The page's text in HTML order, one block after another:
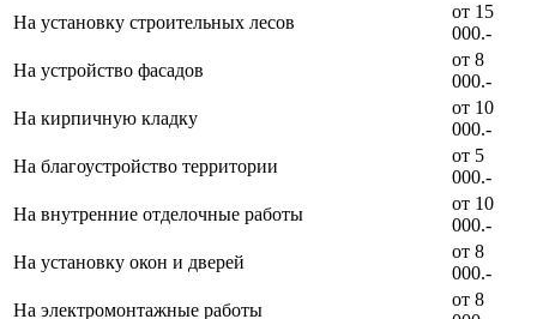
На установку строительных лесов
от 15
000.-
На устройство фасадов
от 8
000.-
На кирпичную кладку
от 10
000.-
На благоустройство территории
от 5
000.-
На внутренние отделочные работы
от 10
000.-
На установку окон и дверей
от 8
000.-
На электромонтажные работы
от 8